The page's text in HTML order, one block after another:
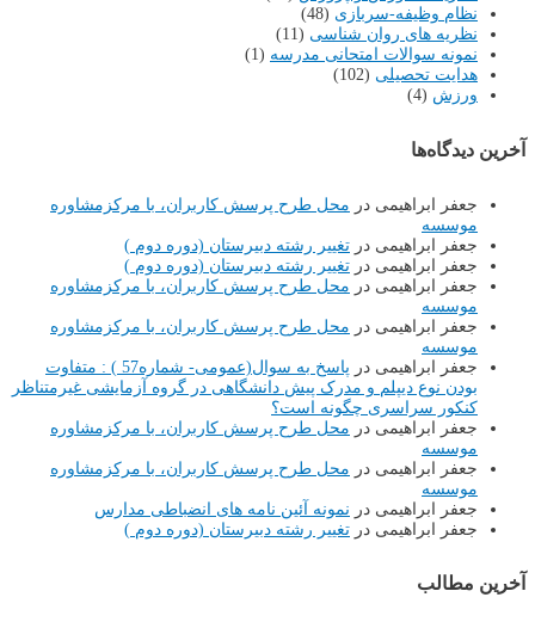
نظام وظیفه-سربازی (48)
نظریه های روان شناسی (11)
نمونه سوالات امتحانی مدرسه (1)
هدایت تحصیلی (102)
ورزش (4)
آخرین دیدگاه‌ها
جعفر ابراهیمی در محل طرح پرسش کاربران، با مرکزمشاوره
موسسه
جعفر ابراهیمی در تغییر رشته دبیرستان (دوره دوم )
جعفر ابراهیمی در تغییر رشته دبیرستان (دوره دوم )
جعفر ابراهیمی در محل طرح پرسش کاربران، با مرکزمشاوره
موسسه
جعفر ابراهیمی در محل طرح پرسش کاربران، با مرکزمشاوره
موسسه
جعفر ابراهیمی در
پاسخ به سوال(عمومی- شماره57 ) : متفاوت
بودن نوع دیپلم و مدرک پیش دانشگاهی در گروه آزمایشی غیرمتناظر
کنکور سراسری چگونه است؟
جعفر ابراهیمی در محل طرح پرسش کاربران، با مرکزمشاوره
موسسه
جعفر ابراهیمی در محل طرح پرسش کاربران، با مرکزمشاوره
موسسه
جعفر ابراهیمی در نمونه آئین نامه های انضباطی مدارس
جعفر ابراهیمی در تغییر رشته دبیرستان (دوره دوم )
آخرین مطالب